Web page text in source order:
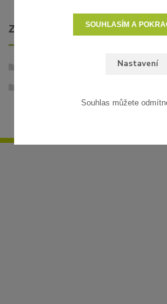
ZBOŽÍ ZAŘAZENO V
Nastavení
SOUHLASÍM A
Souhlas můžete